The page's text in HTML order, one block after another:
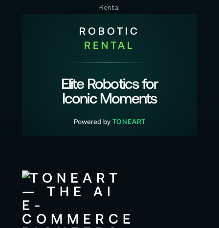
ROBOTIC
RENTAL
Elite Robotics for
Iconic Moments
Powered by TONEART